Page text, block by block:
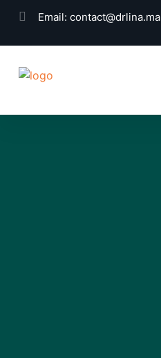
Email: contact@drlina.ma